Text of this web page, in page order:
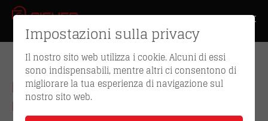
DICHIARAZIONE DI
ACCESSIBILITÀ
Impostazioni sulla privacy
Il nostro sito web utilizza i cookie. Alcuni di essi
sono indispensabili, mentre altri ci consentono di
migliorare la tua esperienza di navigazione sul
nostro sito web.